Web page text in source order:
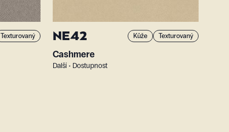
Texturovaný NE42 Kůže Texturovaný
Cashmere
Další • Dostupnost